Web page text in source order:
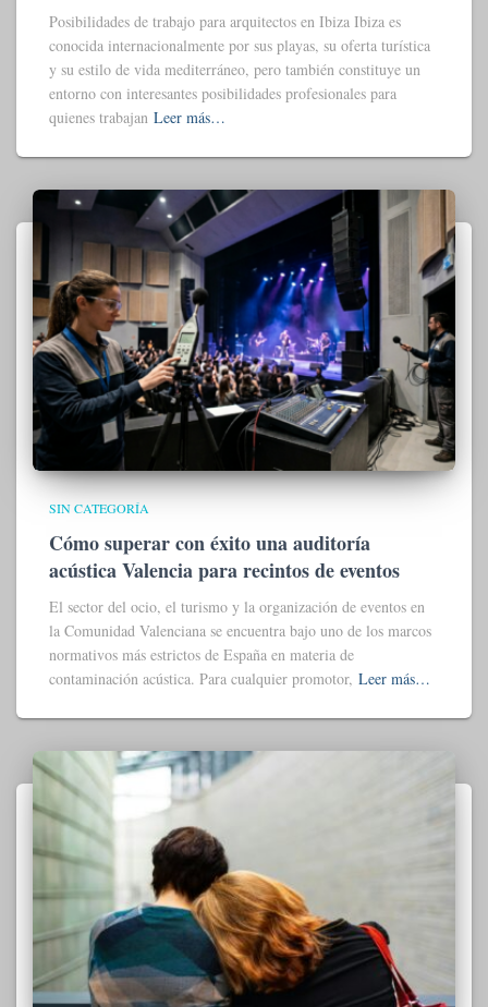
Posibilidades de trabajo para arquitectos en Ibiza Ibiza es
conocida internacionalmente por sus playas, su oferta turística
y su estilo de vida mediterráneo, pero también constituye un
entorno con interesantes posibilidades profesionales para
quienes trabajan Leer más…
SIN CATEGORÍA
Cómo superar con éxito una auditoría
acústica Valencia para recintos de eventos
El sector del ocio, el turismo y la organización de eventos en
la Comunidad Valenciana se encuentra bajo uno de los marcos
normativos más estrictos de España en materia de
contaminación acústica. Para cualquier promotor, Leer más…